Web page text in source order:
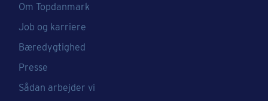
Om Topdanmark
Job og karriere
Bæredygtighed
Presse
Sådan arbejder vi